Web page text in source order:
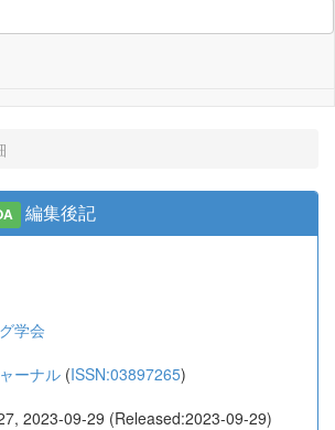
編集後記
学会
ーナル (ISSN:03897265)
2023-09-29 (Released:2023-09-29)